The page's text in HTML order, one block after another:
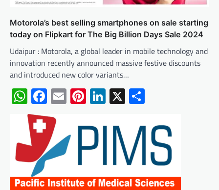
Motorola’s best selling smartphones on sale starting
today on Flipkart for The Big Billion Days Sale 2024
Udaipur : Motorola, a global leader in mobile technology and
innovation recently announced massive festive discounts
and introduced new color variants…
WhatsApp
Facebook
EmailPinterest
LinkedIn
X